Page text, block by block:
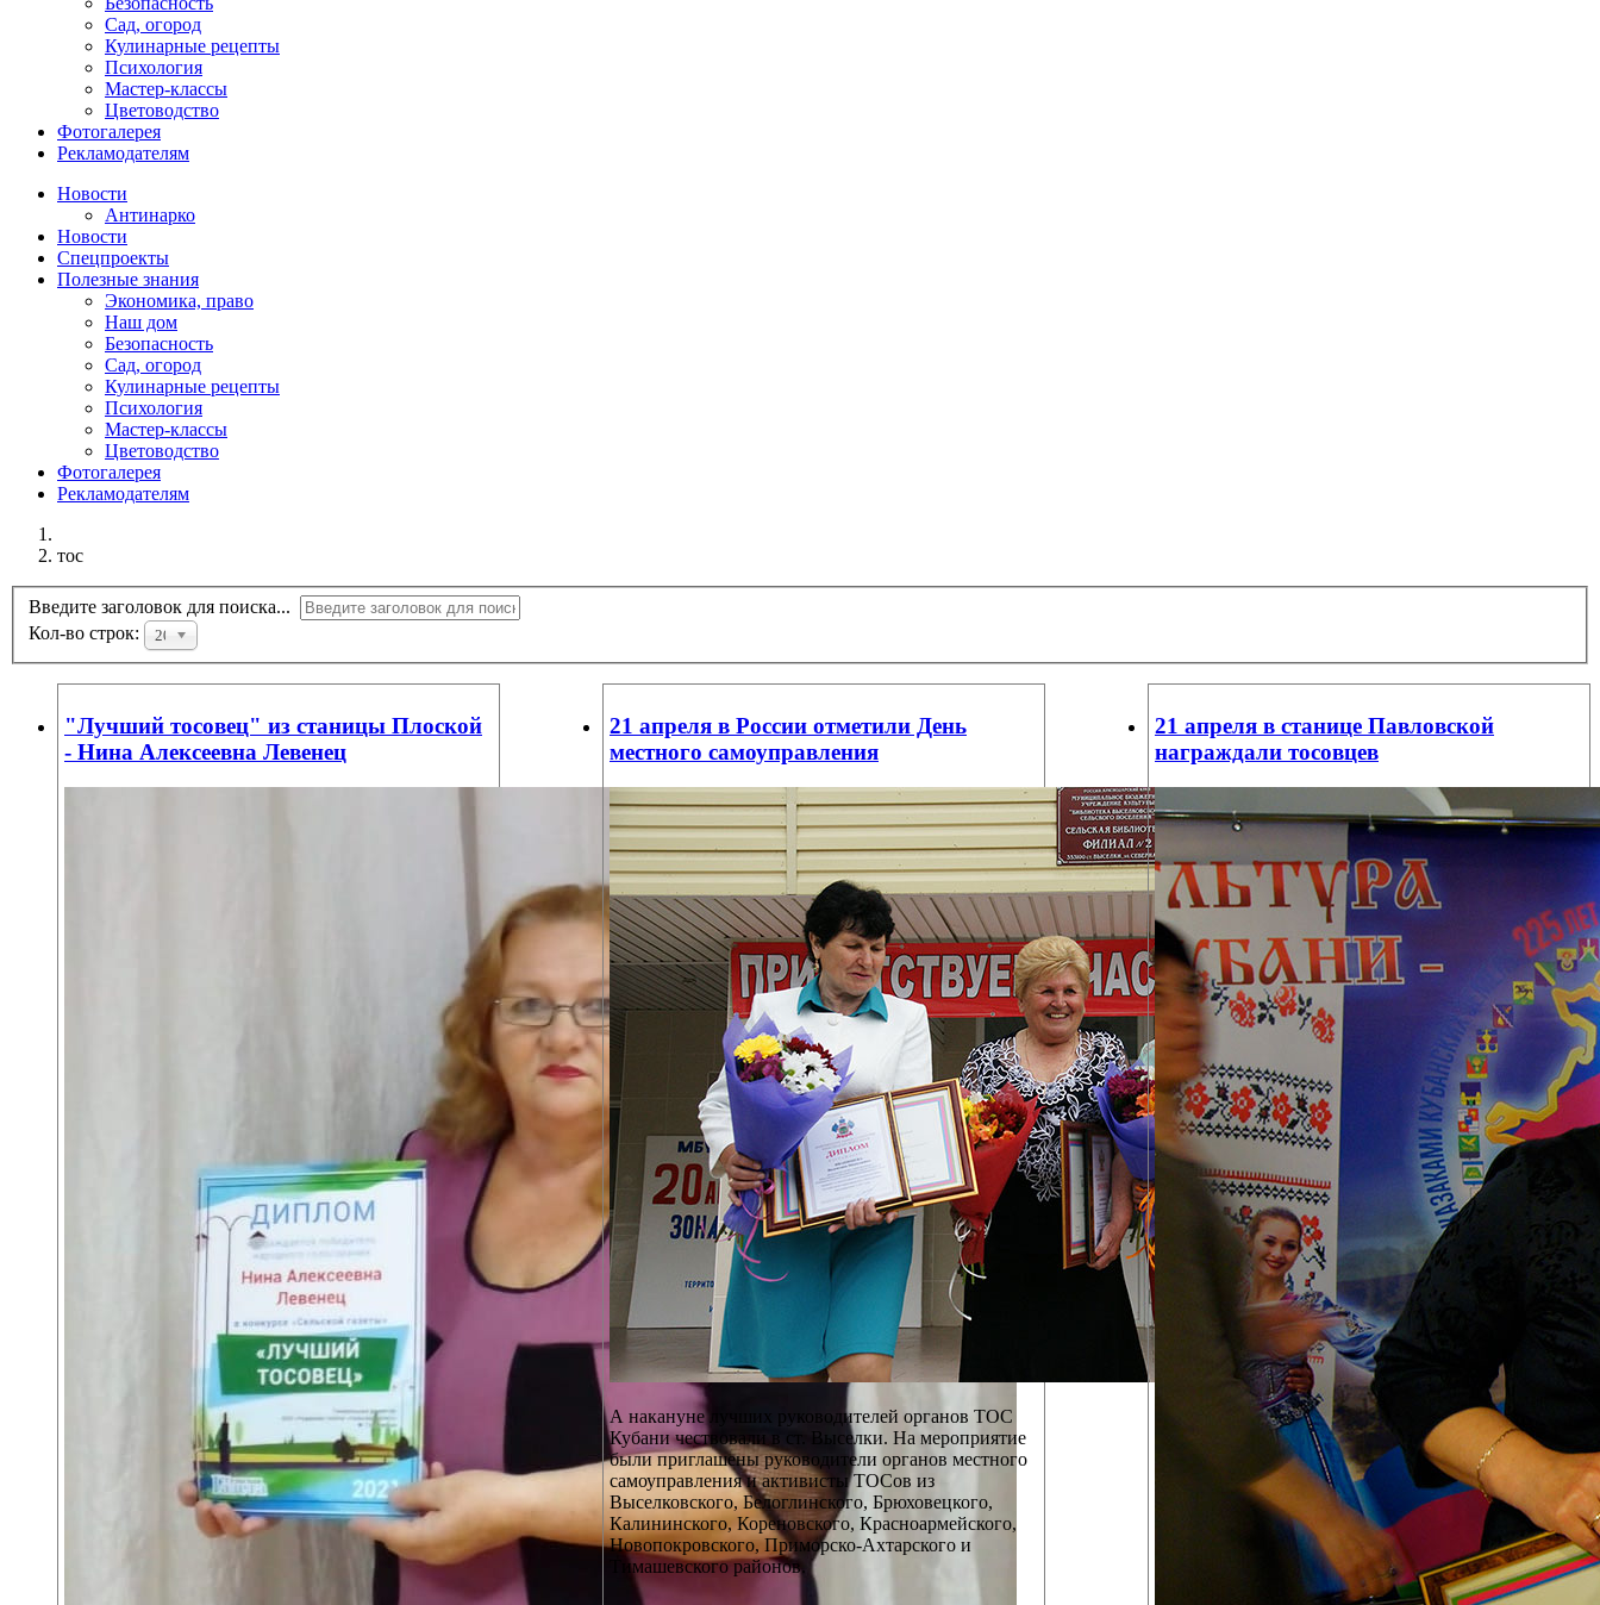
Сад, огород
Кулинарные рецепты
Психология
Мастер-классы
Цветоводство
Фотогалерея
Рекламодателям
Новости
Антинарко
Новости
Спецпроекты
Полезные знания
Экономика, право
Наш дом
Безопасность
Сад, огород
Кулинарные рецепты
Психология
Мастер-классы
Цветоводство
Фотогалерея
Рекламодателям
тос
Введите заголовок для поиска...
Кол-во строк:
20
"Лучший тосовец" из станицы Плоской
- Нина Алексеевна Левенец
21 апреля в России отметили День
местного самоуправления
А накануне лучших руководителей органов ТОС
Кубани чествовали в ст. Выселки. На мероприятие
были приглашены руководители органов местного
самоуправления и активисты ТОСов из
Выселковского, Белоглинского, Брюховецкого,
Калининского, Кореновского, Красноармейского,
Новопокровского, Приморско-Ахтарского и
Тимашевского районов.
21 апреля в станице Павловской
награждали тосовцев